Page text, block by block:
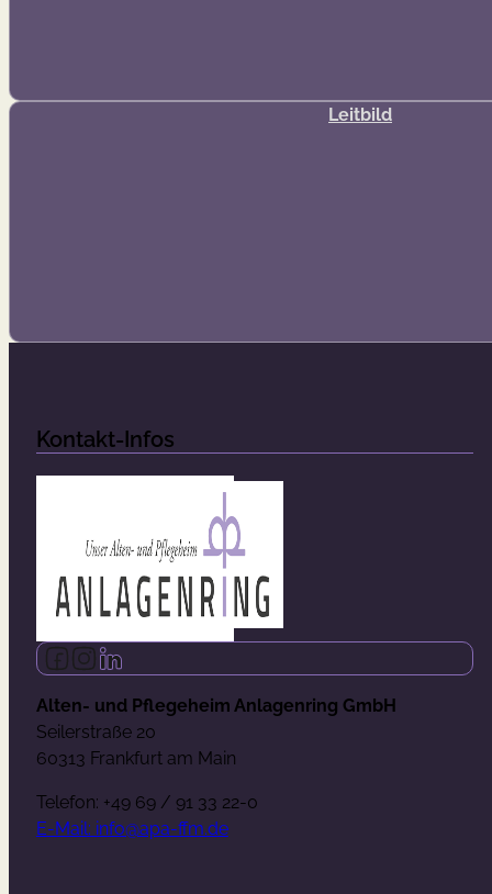
Leitbild
Kontakt-Infos
Follow us on Facebook
Follow us on Instagram
Follow us on LinkedIn
Alten- und Pflegeheim Anlagenring GmbH
Seilerstraße 20
60313 Frankfurt am Main
Telefon: +49 69 / 91 33 22-0
E-Mail: info@apa-ffm.de